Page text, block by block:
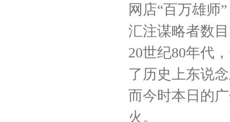
网店“百万雄师”
汇注谋略者数
20世纪80年代
了历史上东说
而今时本日的
火。